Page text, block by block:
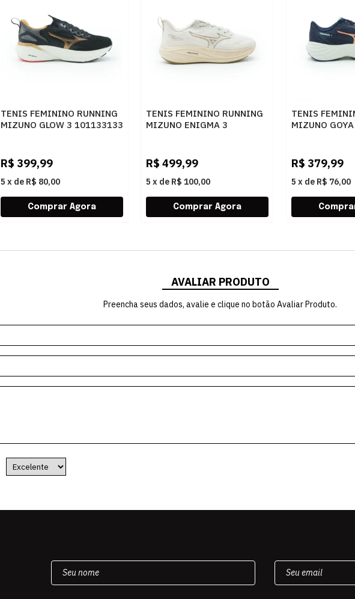
TENIS FEMININO RUNNING
MIZUNO GLOW 3 101133133
R$ 399,99
5 x de R$ 80,00
TENIS FEMININO RUNNING
MIZUNO ENIGMA 3
R$ 499,99
5 x de R$ 100,00
TENIS
MIZUNO
R$ 379,99
5 x de R$ 76,00
AVALIAR PRODUTO
Preencha seus dados, avalie e clique no botão Avaliar Produto.